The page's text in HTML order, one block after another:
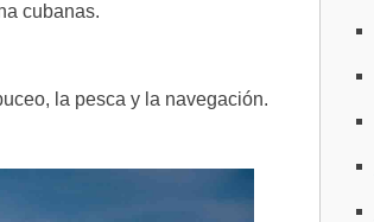
cubanas.
la pesca y la navegación.